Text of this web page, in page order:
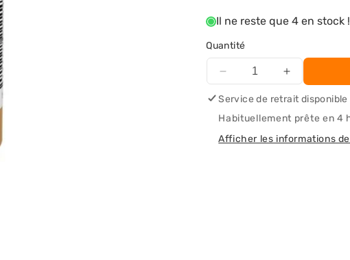
Il ne reste que 4 en stock !
Quantité
Réduire
quantité
de
Chair
Augmenter
quantité
de
Chair
Service de retrait
Habituellement prête en 4
Afficher les informations